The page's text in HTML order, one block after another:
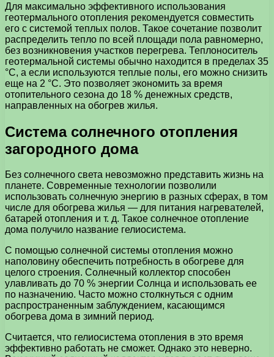
Для максимально эффективного использования
геотермального отопления рекомендуется совместить
его с системой теплых полов. Такое сочетание позволит
распределить тепло по всей площади пола равномерно,
без возникновения участков перегрева. Теплоноситель
геотермальной системы обычно находится в пределах 35
°С, а если используются теплые полы, его можно снизить
еще на 2 °С. Это позволяет экономить за время
отопительного сезона до 18 % денежных средств,
направленных на обогрев жилья.
Система солнечного отопления
загородного дома
Без солнечного света невозможно представить жизнь на
планете. Современные технологии позволили
использовать солнечную энергию в разных сферах, в том
числе для обогрева жилья — для питания нагревателей,
батарей отопления и т. д. Такое солнечное отопление
дома получило название гелиосистема.
С помощью солнечной системы отопления можно
наполовину обеспечить потребность в обогреве для
целого строения. Солнечный коллектор способен
улавливать до 70 % энергии Солнца и использовать ее
по назначению. Часто можно столкнуться с одним
распространенным заблуждением, касающимся
обогрева дома в зимний период.
Считается, что гелиосистема отопления в это время
эффективно работать не сможет. Однако это неверно.